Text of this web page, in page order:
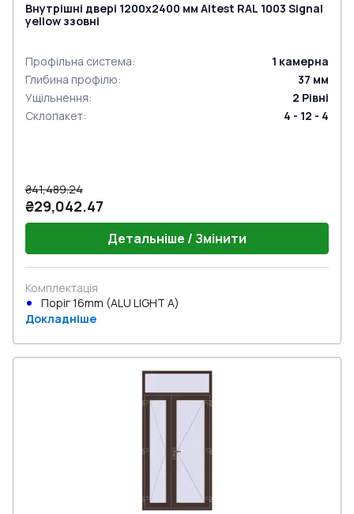
Внутрішні двері 1200x2400 мм Altest RAL 1003 Signal
yellow ззовні
Профільна система: 1 камерна
Глибина профілю: 37 мм
Ущільнення: 2 Рівні
Склопакет: 4 - 12 - 4
₴41,489.24
₴29,042.47
Детальніше / Змінити
Комплектація
Поріг 16mm (ALU LIGHT A)
Докладніше